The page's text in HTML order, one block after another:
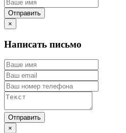
×
Написать письмо
×